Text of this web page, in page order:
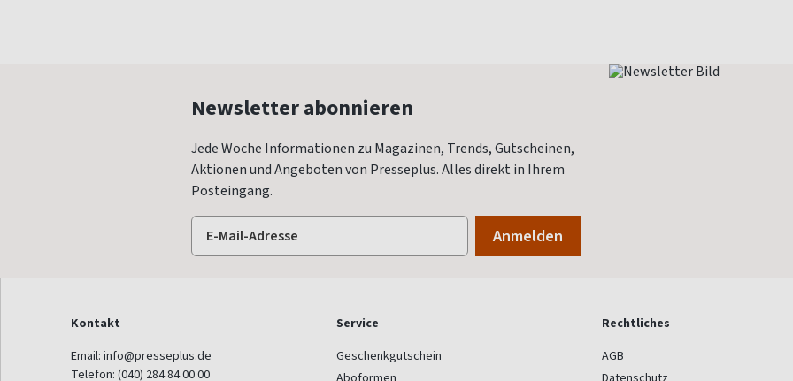
Newsletter abonnieren
Jede Woche Informationen zu Magazinen, Trends, Gutscheinen,
Aktionen und Angeboten von Presseplus. Alles direkt in Ihrem
Posteingang.
Kontakt
Email: info@presseplus.de
Telefon: (040) 284 84 00 00
Service
Geschenkgutschein
Rechtliches
AGB